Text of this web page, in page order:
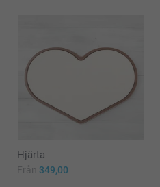
Hjärta
Från 349,00